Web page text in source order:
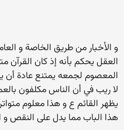
و الأخبار من طريق الخاصة و
العقل يحكم بأنه إذ كان القرآن
المعصوم لجمعه يمتنع عادة أن
لا ريب في أن الناس مكلفون
يظهر القائم ع و هذا معلوم
هذا الباب مما يدل على النقص و